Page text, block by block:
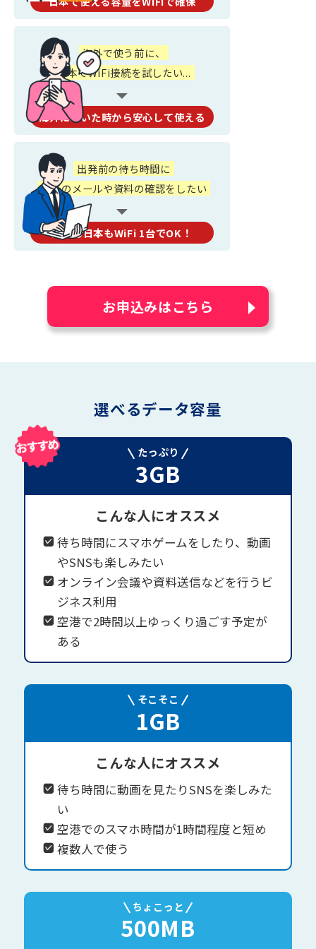
海外で使う前に、
日本でWiFi接続を試したい...
海外に着いた時から安心して使える
出発前の待ち時間に
仕事のメールや資料の確認をしたい
海外も日本もWiFi 1台でOK！
お申込みはこちら
選べるデータ容量
たっぷり
3GB
こんな人にオススメ
待ち時間にスマホゲームをしたり、動画
やSNSも楽しみたい
オンライン会議や資料送信などを行うビ
ジネス利用
空港で2時間以上ゆっくり過ごす予定が
ある
そこそこ
1GB
こんな人にオススメ
待ち時間に動画を見たりSNSを楽しみた
い
空港でのスマホ時間が1時間程度と短め
複数人で使う
ちょこっと
500MB